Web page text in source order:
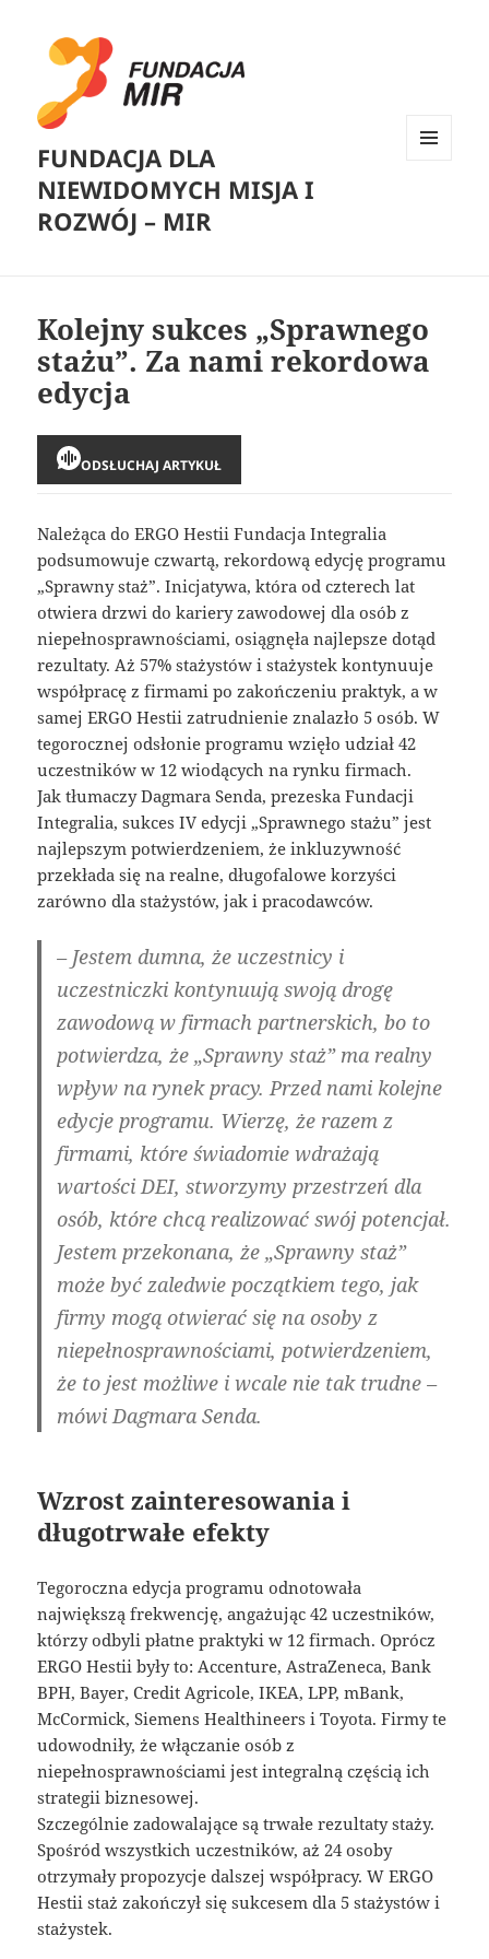
FUNDACJA DLA
NIEWIDOMYCH MISJA I
ROZWÓJ – MIR
Kolejny sukces „Sprawnego
stażu”. Za nami rekordowa
edycja
ODSŁUCHAJ ARTYKUŁ
Należąca do ERGO Hestii Fundacja Integralia
podsumowuje czwartą, rekordową edycję programu
„Sprawny staż”. Inicjatywa, która od czterech lat
otwiera drzwi do kariery zawodowej dla osób z
niepełnosprawnościami, osiągnęła najlepsze dotąd
rezultaty. Aż 57% stażystów i stażystek kontynuuje
współpracę z firmami po zakończeniu praktyk, a w
samej ERGO Hestii zatrudnienie znalazło 5 osób. W
tegorocznej odsłonie programu wzięło udział 42
uczestników w 12 wiodących na rynku firmach.
Jak tłumaczy Dagmara Senda, prezeska Fundacji
Integralia, sukces IV edycji „Sprawnego stażu” jest
najlepszym potwierdzeniem, że inkluzywność
przekłada się na realne, długofalowe korzyści
zarówno dla stażystów, jak i pracodawców.
– Jestem dumna, że uczestnicy i
uczestniczki kontynuują swoją drogę
zawodową w firmach partnerskich, bo to
potwierdza, że „Sprawny staż” ma realny
wpływ na rynek pracy. Przed nami kolejne
edycje programu. Wierzę, że razem z
firmami, które świadomie wdrażają
wartości DEI, stworzymy przestrzeń dla
osób, które chcą realizować swój potencjał.
Jestem przekonana, że „Sprawny staż”
może być zaledwie początkiem tego, jak
firmy mogą otwierać się na osoby z
niepełnosprawnościami, potwierdzeniem,
że to jest możliwe i wcale nie tak trudne –
mówi Dagmara Senda.
Wzrost zainteresowania i
długotrwałe efekty
Tegoroczna edycja programu odnotowała
największą frekwencję, angażując 42 uczestników,
którzy odbyli płatne praktyki w 12 firmach. Oprócz
ERGO Hestii były to: Accenture, AstraZeneca, Bank
BPH, Bayer, Credit Agricole, IKEA, LPP, mBank,
McCormick, Siemens Healthineers i Toyota. Firmy te
udowodniły, że włączanie osób z
niepełnosprawnościami jest integralną częścią ich
strategii biznesowej.
Szczególnie zadowalające są trwałe rezultaty staży.
Spośród wszystkich uczestników, aż 24 osoby
otrzymały propozycje dalszej współpracy. W ERGO
Hestii staż zakończył się sukcesem dla 5 stażystów i
stażystek.